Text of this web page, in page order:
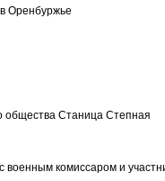
Оренбуржье
общества Станица Степная
военным комиссаром и